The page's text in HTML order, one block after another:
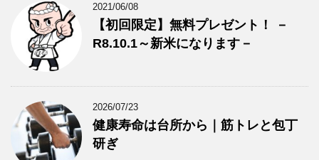
2021/06/08
【初回限定】無料プレゼント！ －
R8.10.1～新米になります－
2026/07/23
健康寿命は台所から｜筋トレと包丁
研ぎ